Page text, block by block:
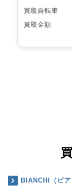
買取自転車
買取金額
BIANCHI（ビア